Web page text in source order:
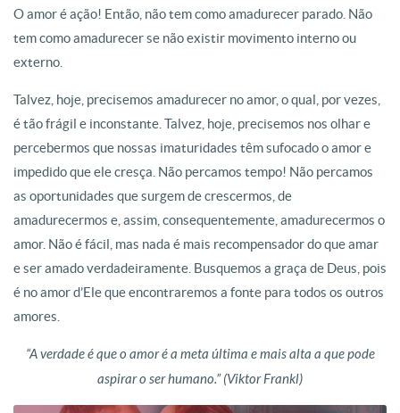
O amor é ação! Então, não tem como amadurecer parado. Não
tem como amadurecer se não existir movimento interno ou
externo.
Talvez, hoje, precisemos amadurecer no amor, o qual, por vezes,
é tão frágil e inconstante. Talvez, hoje, precisemos nos olhar e
percebermos que nossas imaturidades têm sufocado o amor e
impedido que ele cresça. Não percamos tempo! Não percamos
as oportunidades que surgem de crescermos, de
amadurecermos e, assim, consequentemente, amadurecermos o
amor. Não é fácil, mas nada é mais recompensador do que amar
e ser amado verdadeiramente. Busquemos a graça de Deus, pois
é no amor d’Ele que encontraremos a fonte para todos os outros
amores.
“A verdade é que o amor é a meta última e mais alta a que pode
aspirar o ser humano.” (Viktor Frankl)